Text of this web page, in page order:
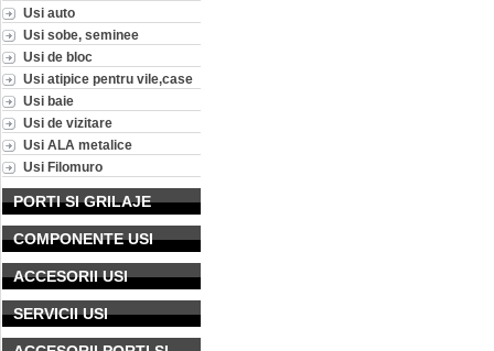
Usi auto
Usi sobe, seminee
Usi de bloc
Usi atipice pentru vile,case
Usi baie
Usi de vizitare
Usi ALA metalice
Usi Filomuro
PORTI SI GRILAJE
COMPONENTE USI
ACCESORII USI
SERVICII USI